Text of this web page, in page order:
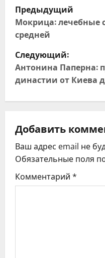
Н
а
в
и
г
ц
и
я
Предыдущий
Мокрица: лечебные
средней
Следующий:
Антонина Паперна:
династии от Киева
Добавить
Ваш адрес email не
Обязательные поля
Комментарий *